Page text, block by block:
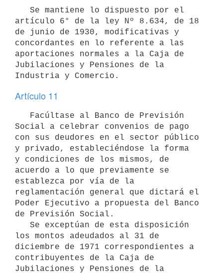
artículo 6° de la ley Nº 8.634, de 18
de junio de 1930, modificativas y
concordantes en lo referente a las
aportaciones normales a la Caja de
Jubilaciones y Pensiones de la
Artículo 11
Social a celebrar convenios de pago
con sus deudores en el sector público
y privado, estableciéndose la forma
y condiciones de los mismos, de
acuerdo a lo que previamente se
establezca por vía de la
reglamentación general que dictará el
Poder Ejecutivo a propuesta del Banco
de Previsión Social.
los montos adeudados al 31 de
diciembre de 1971 correspondientes a
contribuyentes de la Caja de
Jubilaciones y Pensiones de la